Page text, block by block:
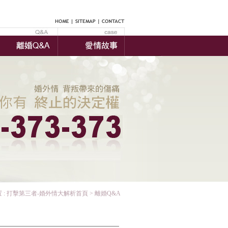
: 打擊第三者-婚外情大解析首頁 > 離婚Q&A